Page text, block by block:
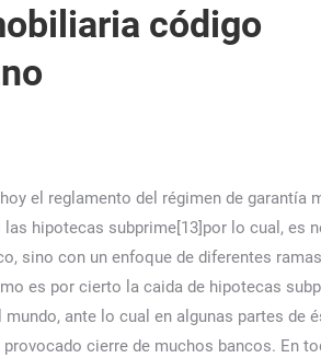
código
proponemos, lo cual hace notar que este tema no ha sido estudiado bajo esta perspectiva o enfoque. WebPor su parte, el Artículo 1059 del Código Civil regula la entrega jurídica de la prenda. WebEl Código Civil peruano ha cumplido sus primeros 25 . WebSistema Peruano de Información Jurídica Página 1 Miércoles, 01 marzo de 2006 CONGRESO DE LA REPUBLICA Ley de la Garantía Mobiliaria LEY Nº 28677 EL … Es decir, el derecho positivo se divide en derecho positivo nacional y derecho positivo extranjero. En todo caso cuando se recurre al financiamiento bursátil, se puede ahorrar el spread bancario (SALINAS RIVAS, Sergio. endstream endobj 530 0 obj<>/Size 511/Type/XRef>>stream Egresado del Quinto Curso del Programa de Formación de Aspirantes (PROFA), organizado por la Academia de la Magistratura – Sede Lima. SECURITY INTERESTS IN SPANISH COLONIAL LAW IN AMERICA, La modificación del régimen de garantías en América Latina: ¿Un proceso de implementación uniforme de estándares internacionales relativos a las garantías mobiliarias, TEMA 1. Posteriormente estudió Derecho y se tituló de Abogado en la Universidad Católica de Santa Maria (Arequipa), Estudios parciales de Maestría en Derecho Empresarial en la Universidad Católica de Santa María (Arequipa). Los primarios, en el Colegio Pre Seminario Santa María, obteniendo diplomas por ocupar primeros puestos en tercer, cuarto y quinto grado. Es decir, queremos dejar claramente establecido o señalado que los contratos no sólo son civiles, sino que los mismos existen también en algunas otras ramas del derecho). WebCon la nueva Ley de la Garantía Mobiliaria todos los bienes muebles podrán ser afectados en garantía y ésta última gozar de publicidad registral. [12] Las garantías no se inmatriculan, por lo cual debemos precisar que la inmatriculación es el acto por el cual un bien pasa a ser registrado, pudiendo tratarse de un registro privado o un registro público, sin embargo, este tema ha merecido escasas publicaciones, por ello, recomendamos publicar sobre este tema. Todo esto en el derecho positivo peruano, pero en el código civil español de 1889, el cual está o se encuentra vigente, la prenda e hipoteca son considerados como contratos, lo cual ya